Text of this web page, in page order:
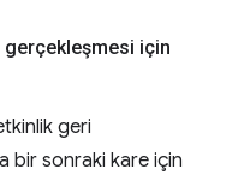
gerçekleşmesi için
geri
bir sonraki kare için